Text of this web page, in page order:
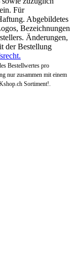
Für
Abgebildetes
Bezeichnungen
Änderungen,
der Bestellung
Bestellwertes pro
nur zusammen mit einem
Sortiment!.